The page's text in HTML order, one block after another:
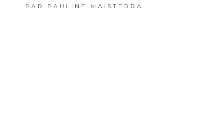
PAR PAULINE MAISTERRA